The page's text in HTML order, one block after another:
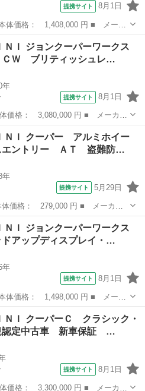
提携サイト 8月1日
ＩＮＩ ■ グレード名： クーパ
ＬＥＤヘッドランプ クルーズ
ＮＩ ジョンクーパーワークス
Ｗ ブリティッシュレ…
年
提携サイト 8月1日
ＮＩ ■ グレード名： ジョンク
ブリティッシュレーシンググリ
ＮＩ クーパー アルミホイー
ントリー ＡＴ 盗難防…
年
提携サイト 5月29日
ＮＩ ■ グレード名： クーパ
トリー ＡＴ 盗難防止システ
ＮＩ ジョンクーパーワークス
ドアップディスプレイ・…
年
提携サイト 8月1日
ＩＮＩ ■ グレード名： ジョン
アップディスプレイ・純正ナビ・
ＮＩ クーパーＣ クラシック・
認定中古車 新車保証 …
提携サイト 8月1日